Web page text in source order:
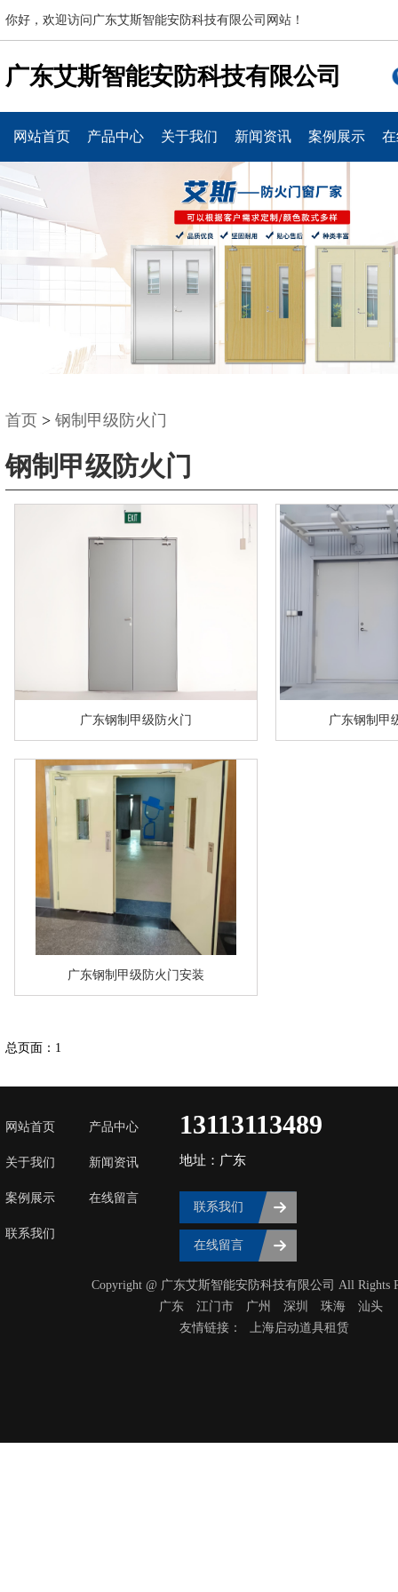
你好，欢迎访问广东艾斯智能安防科技有限公司网站！
广东艾斯智能安防科技有限公司
网站首页 产品中心 关于我们 新闻资讯 案例展示
首页 > 钢制甲级防火门
钢制甲级防火门
广东钢制甲级防火门 广东钢制甲
广东钢制甲级防火门安装
总页面：1
网站首页 产品中心
关于我们 新闻资讯
案例展示 在线留言
联系我们
13113113489
地址：广东
联系我们
在线留言
Copyright @ 广东艾斯智能安防科技有限公司 All Rights
广东
‌江门市 广州 深圳 珠海
汕头
友情链接：
上海启动道具租赁